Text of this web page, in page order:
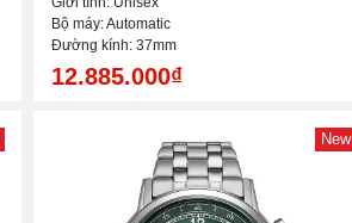
Bộ máy: Automatic
Đường kính: 37mm
12.885.000₫
New